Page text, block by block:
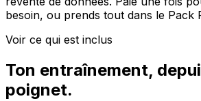
besoin, ou prends tout dans le Pack
Voir ce qui est inclus
Ton entraînement,
poignet.